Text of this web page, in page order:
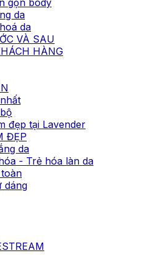
gọn body
da
da
VÀ SAU
HÀNG
đẹp tại Lavender
ĐẸP
da
- Trẻ hóa làn da
dáng